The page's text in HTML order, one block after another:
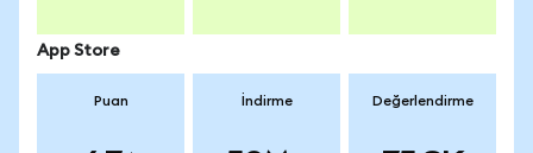
App Store
Puan İndirme Değerlendirme